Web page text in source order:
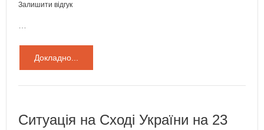
Залишити відгук
Докладно...
Ситуація на Сході України на 23